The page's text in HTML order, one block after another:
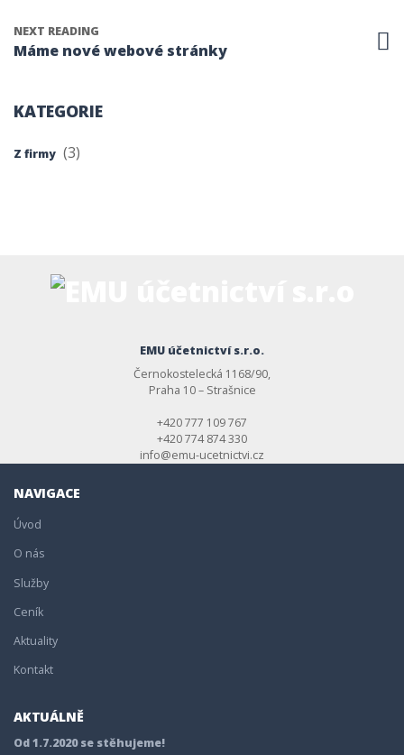
NEXT READING
Máme nové webové stránky
KATEGORIE
Z firmy (3)
EMU účetnictví s.r.o.
Černokostelecká 1168/90,
Praha 10 – Strašnice
+420 777 109 767
+420 774 874 330
info@emu-ucetnictvi.cz
NAVIGACE
Úvod
O nás
Služby
Ceník
Aktuality
Kontakt
AKTUÁLNĚ
Od 1.7.2020 se stěhujeme!